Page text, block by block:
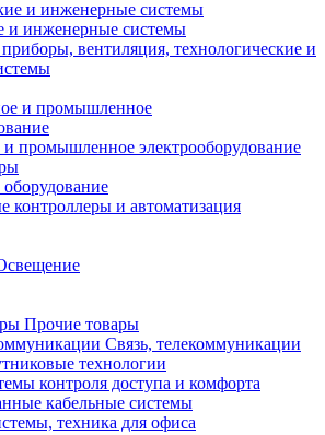
и инженерные системы
вентиляция, технологические и
и промышленное электрооборудование
и автоматизация
Прочие товары
Связь, телекоммуникации
технологии
контроля доступа и комфорта
кабельные системы
техника для офиса